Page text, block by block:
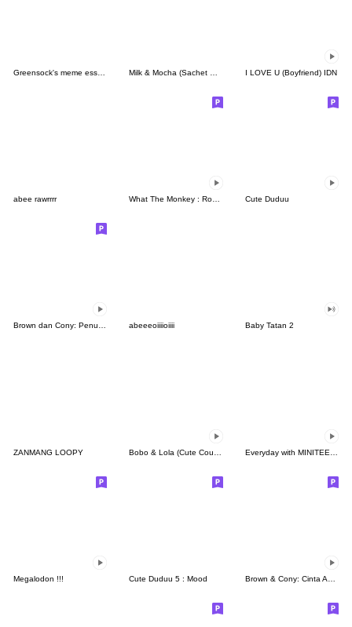
I LOVE U (Boyfriend) IDN
abee rawrrrr Cute Duduu
Brown dan Cony: Penuh Kasih abeeeoiiiioiiii Baby Tatan 2
ZANMANG LOOPY
Megalodon !!! Cute Duduu 5 : Mood